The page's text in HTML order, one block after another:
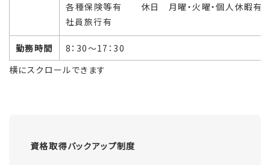
各種保険等有 休日 月曜・火曜・個人休暇有
社員旅行有
勤務時間
8：30～17：30
横にスクロールできます
資格取得バックアップ制度